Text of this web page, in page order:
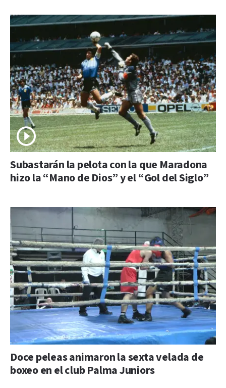
Subastarán la pelota con la que Maradona
hizo la “Mano de Dios” y el “Gol del Siglo”
Doce peleas animaron la sexta velada de
boxeo en el club Palma Juniors